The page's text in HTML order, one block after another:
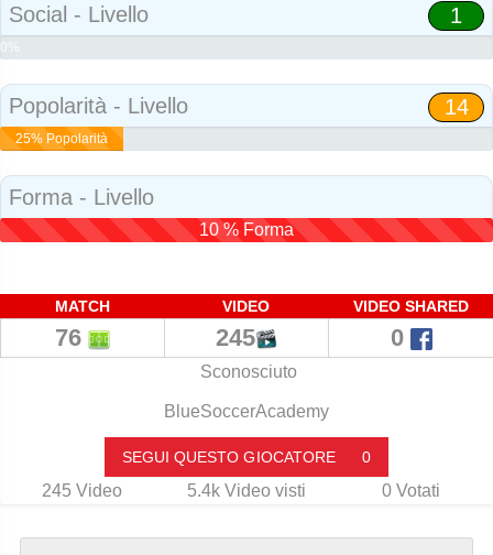
Social - Livello 1
0%
Popolarità - Livello 14
25% Popolarità
Forma - Livello
10 % Forma
MATCH VIDEO VIDEO SHARED
76 245 0
Sconosciuto
BlueSoccerAcademy
SEGUI QUESTO GIOCATORE 0
245 Video 5.4k Video visti 0 Votati